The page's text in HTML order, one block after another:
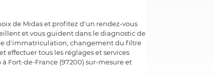
de Midas et profitez d'un rendez-vous
et vous guident dans le diagnostic de
d'immatriculation, changement du filtre
effectuer tous les réglages et services
Fort-de-France (97200) sur-mesure et